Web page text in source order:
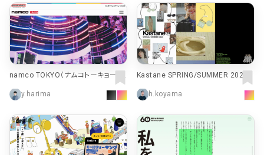
namco TOKYO（ナムコトーキョー） |
namco TOKYO（ナムコトーキョー） |
バンダイナムコアミューズメント
y.harima
Kastane SPRING/SUMMER 2024
｜ パル公式通販サイト｜PAL CLOSE
T
h.koyama